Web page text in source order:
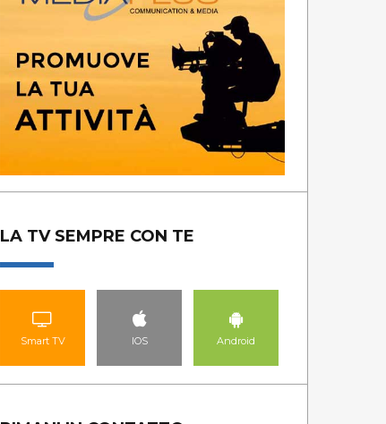
LA TV SEMPRE CON TE
Smart TV IOS Android